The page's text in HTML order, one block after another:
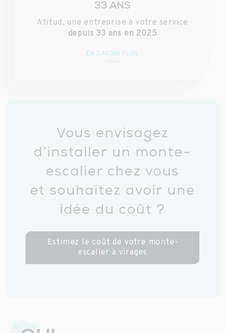
33 ANS
Atitud, une entreprise à votre service
depuis 33 ans en 2025
EN SAVOIR PLUS
Vous envisagez
d’installer un monte-
escalier chez vous
et souhaitez avoir une
idée du coût ?
Estimez le coût de votre monte-
escalier à virages